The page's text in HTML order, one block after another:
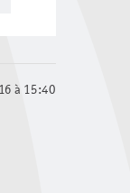
à 15:40